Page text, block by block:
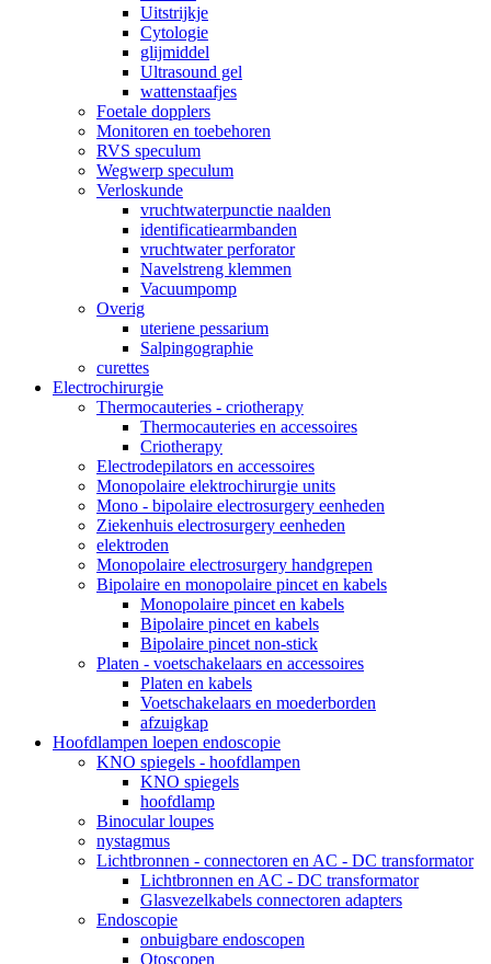
Uitstrijkje
Cytologie
glijmiddel
Ultrasound gel
wattenstaafjes
Foetale dopplers
Monitoren en toebehoren
RVS speculum
Wegwerp speculum
Verloskunde
vruchtwaterpunctie naalden
identificatiearmbanden
vruchtwater perforator
Navelstreng klemmen
Vacuumpomp
Overig
uteriene pessarium
Salpingographie
curettes
Electrochirurgie
Thermocauteries - criotherapy
Thermocauteries en accessoires
Criotherapy
Electrodepilators en accessoires
Monopolaire elektrochirurgie units
Mono - bipolaire electrosurgery eenheden
Ziekenhuis electrosurgery eenheden
elektroden
Monopolaire electrosurgery handgrepen
Bipolaire en monopolaire pincet en kabels
Monopolaire pincet en kabels
Bipolaire pincet en kabels
Bipolaire pincet non-stick
Platen - voetschakelaars en accessoires
Platen en kabels
Voetschakelaars en moederborden
afzuigkap
Hoofdlampen loepen endoscopie
KNO spiegels - hoofdlampen
KNO spiegels
hoofdlamp
Binocular loupes
nystagmus
Lichtbronnen - connectoren en AC - DC transformator
Lichtbronnen en AC - DC transformator
Glasvezelkabels connectoren adapters
Endoscopie
onbuigbare endoscopen
Otoscopen